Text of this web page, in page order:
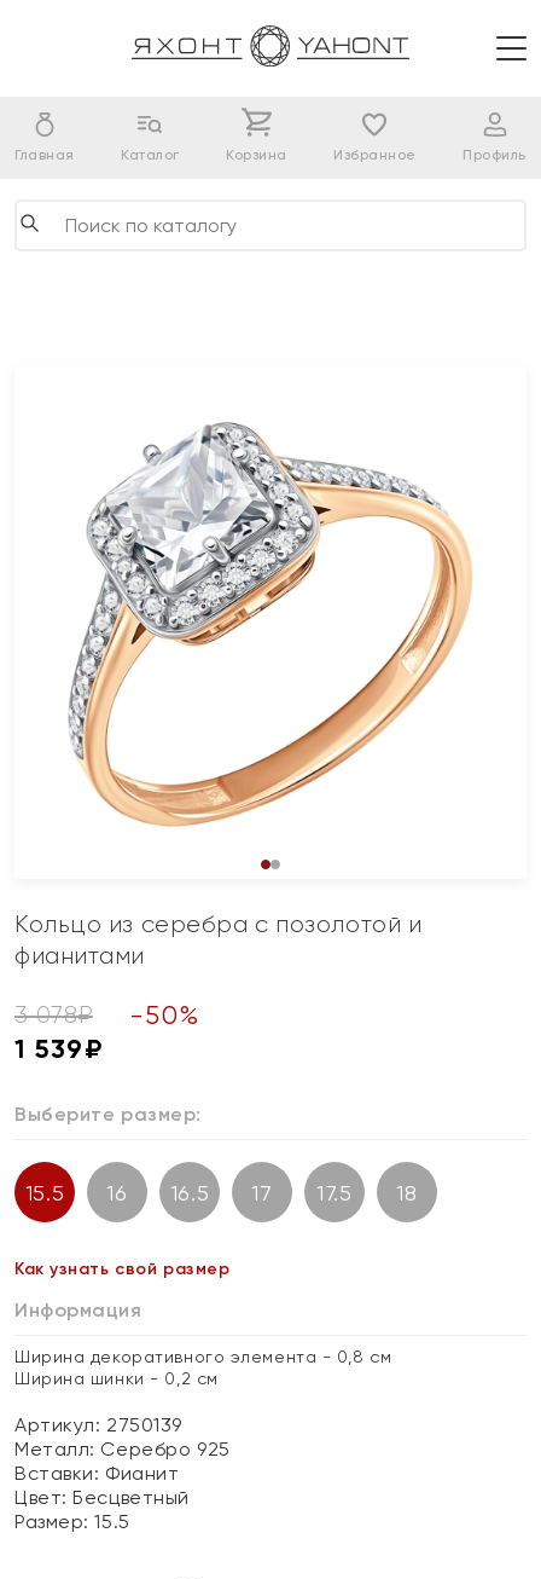
Главная Каталог Корзина Избранное Профиль
Кольцо из серебра с позолотой и
фианитами
3 078₽ -50%
1 539₽
Выберите размер:
15.5 16 16.5 17 17.5 18
Как узнать свой размер
Информация
Ширина декоративного элемента - 0,8 см
Ширина шинки - 0,2 см
Артикул: 2750139
Металл: Серебро 925
Вставки: Фианит
Цвет:Бесцветный
Размер:15.5